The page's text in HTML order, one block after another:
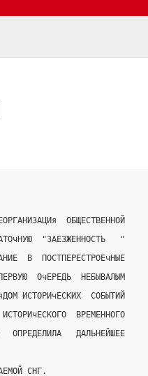
ОБЩЕСТВЕННОЙ
"ЗАЕЗЖЕННОСТЬ   "
В  ПОСТПЕРЕСТРОЕчНЫЕ
ОчЕРЕДЬ  НЕБЫВАЛЫМ
ИСТОРИчЕСКИХ  СОБЫТИЙ
ВРЕМЕННОГО
ОПРЕДЕЛИЛА   ДАЛЬНЕЙШЕЕ
СНГ.